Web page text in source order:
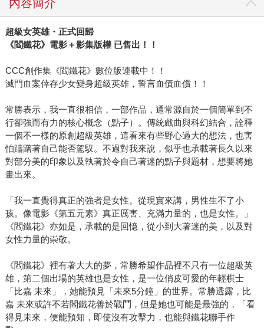
花》已簽下電影與劇集改拍權、售出義大利文版權，近日更
度最佳漫畫」。目前作品陸續洽談美、法等多國語言（數
台灣漫畫知名度。
內容簡介
超級女英雄・正式回歸
《閻鐵花》電影＋影集版權 已售出！！
CCC創作集《閻鐵花》數位版連載中！！
滅門血案倖存少女變身超級英雄，誓言血債血償！！
常勝表示，我一直很相信，一部作品，通常源自於一個簡單到不
行卻強而有力的核心概念（點子）。傳統戲曲與科幻結合，詮釋
一個不一樣的原創超級英雄，這看來有些野心過大的想法，也害
怕躊躇著自己能否駕馭。不過對我來說，似乎也承載著長久以來
對部分美的印象以及執著於令自己著迷的點子與題材，想要將她
畫出來。
「我一直覺得真正的強者是女性。從現實來講，男性生不了小
孩。像電影《第五元素》真正厲害、充滿力量的，也是女性。」
《閻鐵花》亦如是，承載的是回憶，從小到大著迷的美，以及對
女性力量的崇敬。
《閻鐵花》裡有著大大的夢，常勝希望作品裡不只有一位超級英
雄，第二個出場的英雄也是女性，是一位俏皮可愛的年輕棋士
「比嘉 未來」，她能預見「未來5分鐘」的世界。常勝透露，比
嘉 未來或許不若閻鐵花善於戰鬥，但是她也可能是最強的，「看
得見未來，便能預知，即使沒有攻擊力，也能與鐵花聯手作